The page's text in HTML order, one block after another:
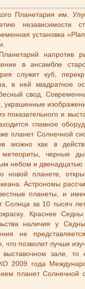
Планетария им.
установка
напротив
в ансамбле
служит куб,
в ней квадратное
свод.
украшенные
показательного и
главное
планет Солнечной
можно как в
метеориты, черные
небом и двенадцатью
новой планете,
Астрономы
планеты, и
Солнца за 10 тысяч
Краснее
наличия у
не
что позволит лучше
зале,
2009 года
планет Солнечной